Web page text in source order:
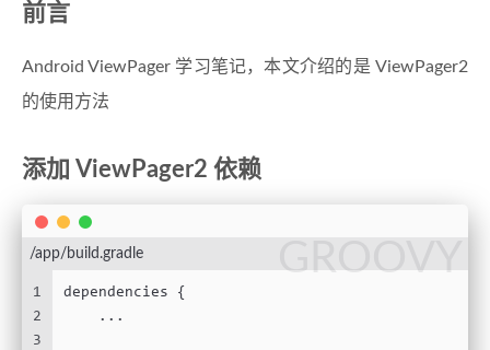
前言
Android ViewPager 学习笔记，本文介绍的是 ViewPager2
的使用方法
添加 ViewPager2 依赖
GROOVY
/app/build.gradle
1
2
3
dependencies {
    ...